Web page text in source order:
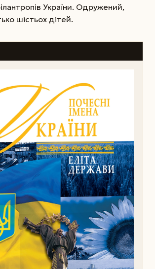
України. Одружений,
шістьох дітей.